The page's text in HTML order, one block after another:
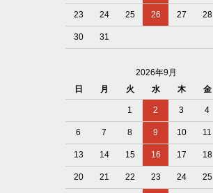
23 24 25 26 27 28
30 31
2026年9月
日
月 火 水 木 金
1 2 3 4
6 7 8 9 10 11
13 14 15 16 17 18
20 21 22 23 24 25